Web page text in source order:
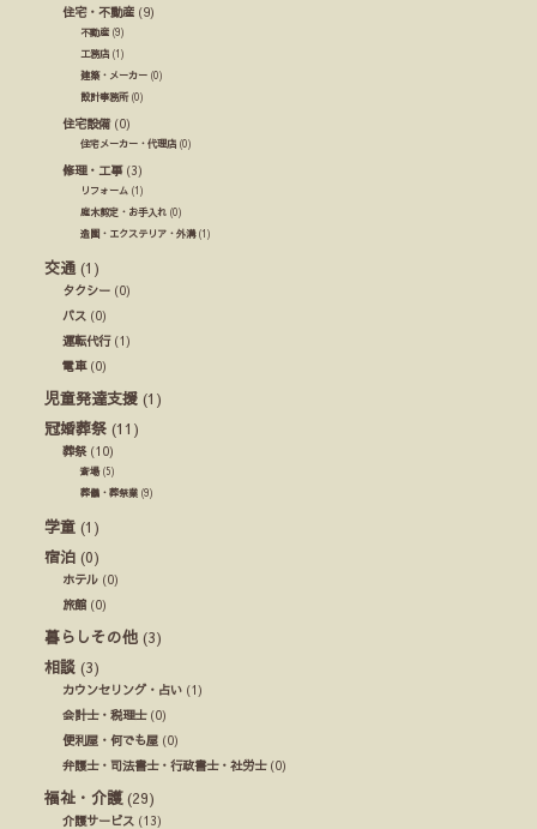
住宅・不動産 (9)
不動産 (9)
工務店 (1)
建築・メーカー (0)
設計事務所(0)
住宅設備(0)
住宅メーカー・代理店 (0)
修理・工事(3)
リフォーム (1)
庭木剪定・お手入れ (0)
造園・エクステリア・外溝(1)
交通 (1)
タクシー (0)
バス (0)
運転代行(1)
電車(0)
児童発達支援 (1)
冠婚葬祭 (11)
葬祭(10)
斎場(5)
葬儀・葬祭業 (9)
学童 (1)
宿泊 (0)
ホテル (0)
旅館 (0)
暮らしその他 (3)
相談 (3)
カウンセリング・占い (1)
会計士・税理士(0)
便利屋・何でも屋 (0)
弁護士・司法書士・行政書士・社労士(0)
福祉・介護(29)
介護サービス (13)